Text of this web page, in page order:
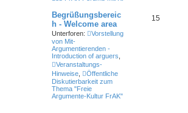
Begrüßungsbereic
h - Welcome area
Unterforen:
Vorstellung
von Mit-
Argumentierenden -
Introduction of arguers
Veranstaltungs-
Hinweise
Öffentliche
Diskutierbarkeit zum
Thema "Freie
Argumente-Kultur FrAK"
15